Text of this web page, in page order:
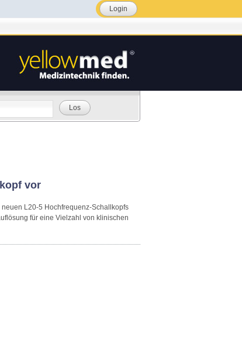
Login
Los
vor
L20-5 Hochfrequenz-Schallkopfs
für eine Vielzahl von klinischen